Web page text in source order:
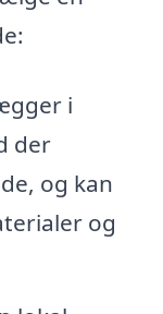
i
der
og kan
og